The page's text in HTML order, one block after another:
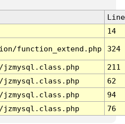
Line
14
function_extend.php 324
211
62
94
76